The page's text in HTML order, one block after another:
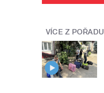
VÍCE Z POŘADU